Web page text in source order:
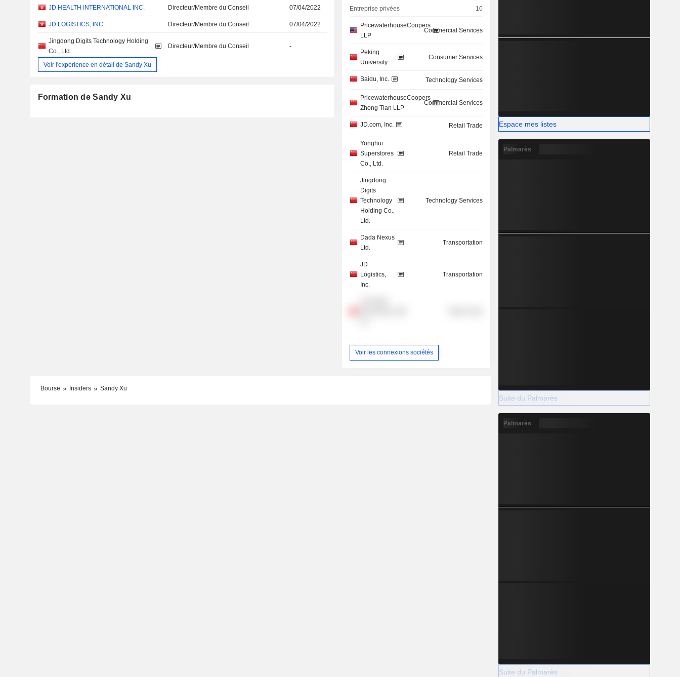
JD HEALTH INTERNATIONAL INC. Directeur/Membre du Conseil 07/04/2022
JD LOGISTICS, INC. Directeur/Membre du Conseil 07/04/2022
Jingdong Digits Technology Holding
Co., Ltd.
Directeur/Membre du Conseil -
Voir l'expérience en détail de Sandy Xu
Formation de Sandy Xu
Entreprise privées 10
PricewaterhouseCoopers
LLP
Commercial Services
Peking
University
Consumer Services
Baidu, Inc. Technology Services
PricewaterhouseCoopers
Zhong Tian LLP
Commercial Services
JD.com, Inc. Retail Trade
Yonghui
Superstores
Co., Ltd.
Retail Trade
Jingdong
Digits
Technology
Holding Co.,
Ltd.
Technology Services
Dada Nexus
Ltd.
Transportation
JD
Logistics,
Inc.
Transportation
Voir les connexions sociétés
Bourse Insiders Sandy Xu
Espace mes listes
Palmarès
Suite du Palmarès
Palmarès
Suite du Palmarès